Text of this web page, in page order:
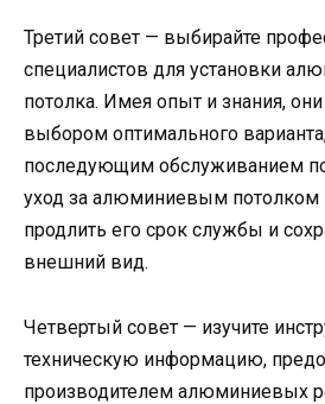
Третий совет — выбирайте
специалистов для установки
потолка. Имея опыт и знания,
выбором оптимального
последующим обслуживанием
уход за алюминиевым потолком
продлить его срок службы и
внешний вид.
Четвертый совет — изучите
техническую информацию,
производителем алюминиевых